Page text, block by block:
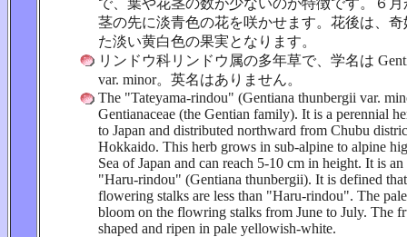
で、葉や花茎の数が少ないのが特徴です。６
茎の先に淡青色の花を咲かせます。花後は、
た淡い黄白色の果実となります。
リンドウ科リンドウ属の多年草で、学名は
var. minor。英名はありません。
The "Tateyama-rindou" (Gentiana thunbergii var.
Gentianaceae (the Gentian family). It is a perennial
to Japan and distributed northward from Chubu
Hokkaido. This herb grows in sub-alpine to alpine
Sea of Japan and can reach 5-10 cm in height. It is
"Haru-rindou" (Gentiana thunbergii). It is defined
flowering stalks are less than "Haru-rindou". The
bloom on the flowring stalks from June to July. The
shaped and ripen in pale yellowish-white.